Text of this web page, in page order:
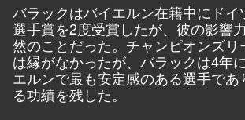
バラックはバイエルン在籍中にドイ
選手賞を2度受賞したが、彼の影響
然のことだった。チャンピオンズリ
は縁がなかったが、バラックは4年
エルンで最も安定感のある選手で
る功績を残した。